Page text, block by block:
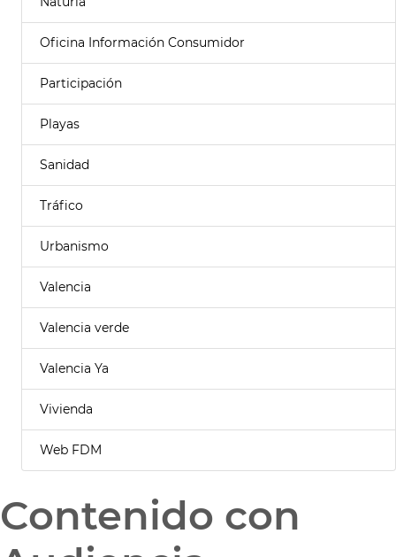
Oficina Información Consumidor
Participación
Playas
Sanidad
Tráfico
Urbanismo
Valencia
Valencia verde
Valencia Ya
Vivienda
Web FDM
Contenido con